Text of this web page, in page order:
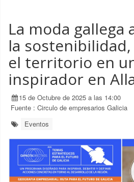
La moda gallega
la
el territorio en
inspirador en
15 de Octubre de 2025 a las 14:00
Fuente : Circulo de empresarios Galicia
Eventos